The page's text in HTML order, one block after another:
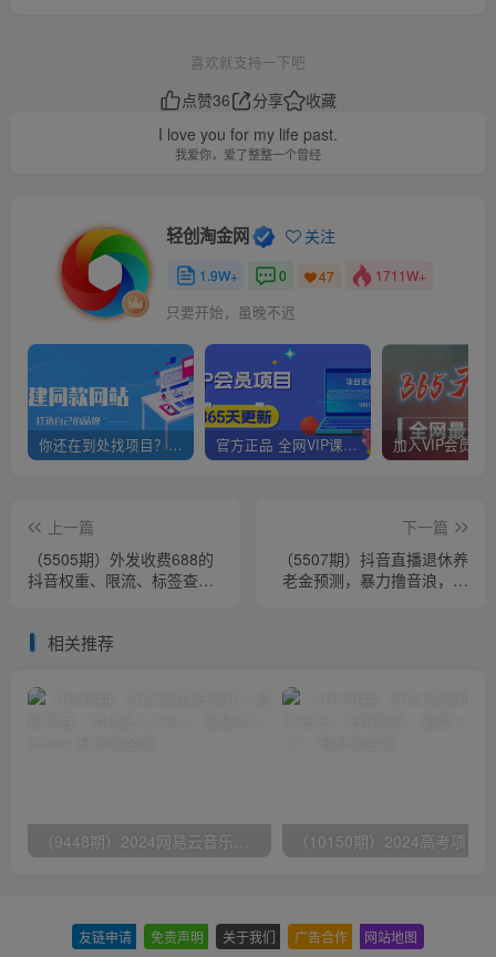
喜欢就支持一下吧
点赞36 分享
收藏
I love you for my life past.
我爱你，爱了整整一个曾经
轻创淘金网 关注
1.9W+ 0 47 1711W+
只要开始，虽晚不迟
你还在到处找项目？还在当韭菜？我靠网创资源站一个月赚5万+，曾经我也是个失败者。 官方正品 全网VIP课程 无损下载~
上一篇
（5505期）外发收费688的
抖音权重、限流、标签查询
下一篇
（5507期）抖音直播退休养
老金预测，暴力撸音浪，礼
相关推荐
（9448期）2024网易云音乐人挂机项目，单机日入150+，无脑月入5000+
友链申请 免责声明 关于我们 广告合作 网站地图